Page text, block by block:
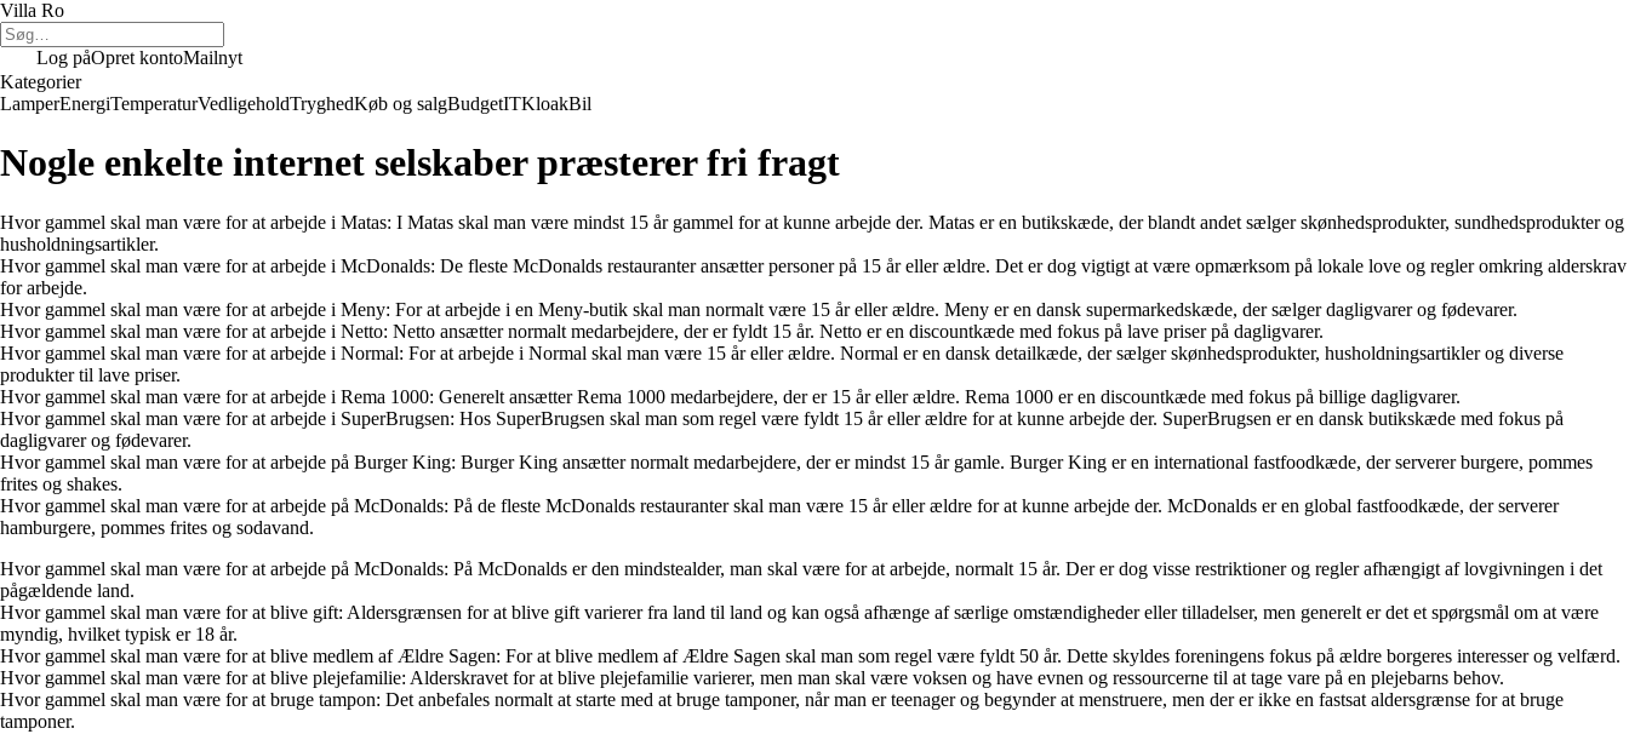
Villa Ro
Log påOpret kontoMailnyt
Kategorier
LamperEnergiTemperaturVedligeholdTryghedKøb og salgBudgetITKloakBil
Nogle enkelte internet selskaber præsterer fri fragt
Hvor gammel skal man være for at arbejde i Matas: I Matas skal man være mindst 15 år gammel for at kunne arbejde der. Matas er en butikskæde, der blandt andet sælger skønhedsprodukter, sundhedsprodukter og
husholdningsartikler.
Hvor gammel skal man være for at arbejde i McDonalds: De fleste McDonalds restauranter ansætter personer på 15 år eller ældre. Det er dog vigtigt at være opmærksom på lokale love og regler omkring alderskrav
for arbejde.
Hvor gammel skal man være for at arbejde i Meny: For at arbejde i en Meny-butik skal man normalt være 15 år eller ældre. Meny er en dansk supermarkedskæde, der sælger dagligvarer og fødevarer.
Hvor gammel skal man være for at arbejde i Netto: Netto ansætter normalt medarbejdere, der er fyldt 15 år. Netto er en discountkæde med fokus på lave priser på dagligvarer.
Hvor gammel skal man være for at arbejde i Normal: For at arbejde i Normal skal man være 15 år eller ældre. Normal er en dansk detailkæde, der sælger skønhedsprodukter, husholdningsartikler og diverse
produkter til lave priser.
Hvor gammel skal man være for at arbejde i Rema 1000: Generelt ansætter Rema 1000 medarbejdere, der er 15 år eller ældre. Rema 1000 er en discountkæde med fokus på billige dagligvarer.
Hvor gammel skal man være for at arbejde i SuperBrugsen: Hos SuperBrugsen skal man som regel være fyldt 15 år eller ældre for at kunne arbejde der. SuperBrugsen er en dansk butikskæde med fokus på
dagligvarer og fødevarer.
Hvor gammel skal man være for at arbejde på Burger King: Burger King ansætter normalt medarbejdere, der er mindst 15 år gamle. Burger King er en international fastfoodkæde, der serverer burgere, pommes
frites og shakes.
Hvor gammel skal man være for at arbejde på McDonalds: På de fleste McDonalds restauranter skal man være 15 år eller ældre for at kunne arbejde der. McDonalds er en global fastfoodkæde, der serverer
hamburgere, pommes frites og sodavand.
Hvor gammel skal man være for at arbejde på McDonalds: På McDonalds er den mindstealder, man skal være for at arbejde, normalt 15 år. Der er dog visse restriktioner og regler afhængigt af lovgivningen i det
pågældende land.
Hvor gammel skal man være for at blive gift: Aldersgrænsen for at blive gift varierer fra land til land og kan også afhænge af særlige omstændigheder eller tilladelser, men generelt er det et spørgsmål om at være
myndig, hvilket typisk er 18 år.
Hvor gammel skal man være for at blive medlem af Ældre Sagen: For at blive medlem af Ældre Sagen skal man som regel være fyldt 50 år. Dette skyldes foreningens fokus på ældre borgeres interesser og velfærd.
Hvor gammel skal man være for at blive plejefamilie: Alderskravet for at blive plejefamilie varierer, men man skal være voksen og have evnen og ressourcerne til at tage vare på en plejebarns behov.
Hvor gammel skal man være for at bruge tampon: Det anbefales normalt at starte med at bruge tamponer, når man er teenager og begynder at menstruere, men der er ikke en fastsat aldersgrænse for at bruge
tamponer.